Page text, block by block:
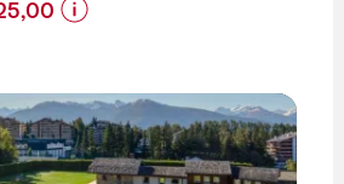
les
prix
de